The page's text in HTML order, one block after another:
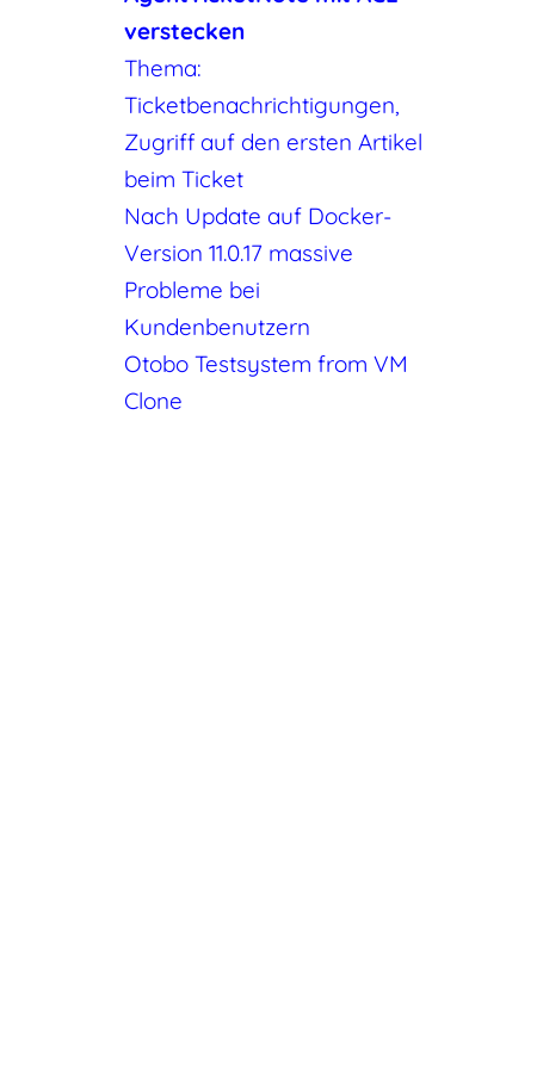
verstecken
Thema:
Ticketbenachrichtigungen,
Zugriff auf den ersten Artikel
beim Ticket
Nach Update auf Docker-
Version 11.0.17 massive
Probleme bei
Kundenbenutzern
Otobo Testsystem from VM
Clone